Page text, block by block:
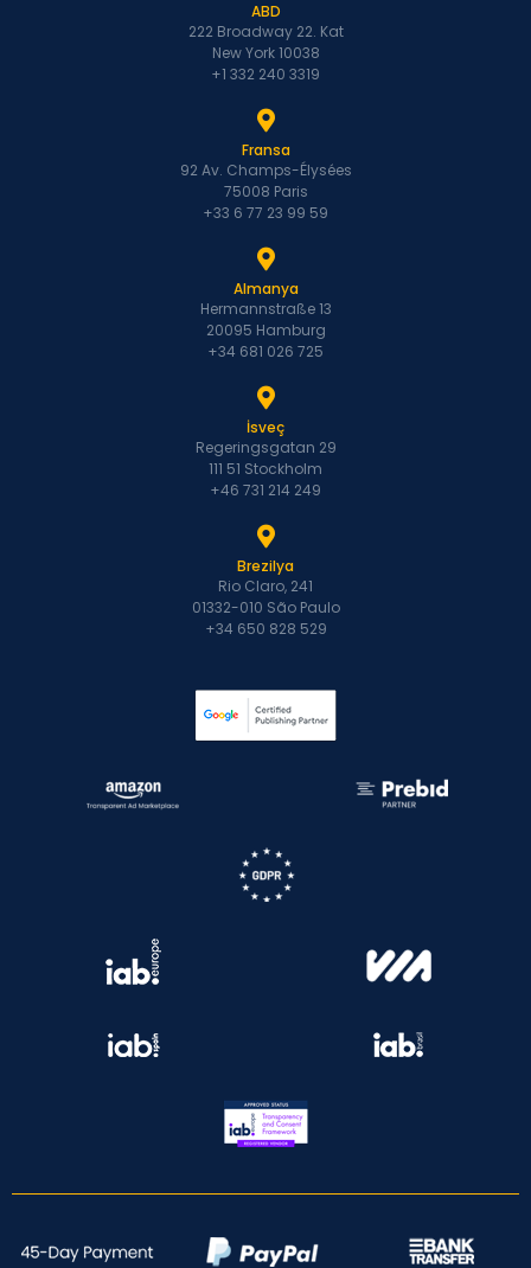
ABD
222 Broadway 22. Kat
New York 10038
+1 332 240 3319
Fransa
92 Av. Champs-Élysées
75008 Paris
+33 6 77 23 99 59
Almanya
Hermannstraße 13
20095 Hamburg
+34 681 026 725
İsveç
Regeringsgatan 29
111 51 Stockholm
+46 731 214 249
Brezilya
Rio Claro, 241
01332-010 São Paulo
+34 650 828 529